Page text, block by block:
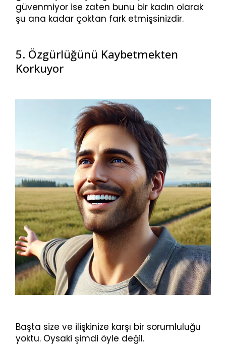
güvenmiyor ise zaten bunu bir kadın olarak
şu ana kadar çoktan fark etmişsinizdir.
5. Özgürlüğünü Kaybetmekten
Korkuyor
Başta size ve ilişkinize karşı bir sorumluluğu
yoktu. Oysaki şimdi öyle değil.